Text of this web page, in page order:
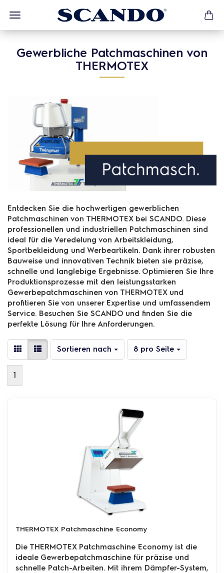
Gewerbliche Patchmaschinen von
THERMOTEX
Entdecken Sie die hochwertigen gewerblichen
Patchmaschinen von THERMOTEX bei SCANDO. Diese
professionellen und industriellen Patchmaschinen sind
ideal für die Veredelung von Arbeitskleidung,
Sportbekleidung und Werbeartikeln. Dank ihrer robusten
Bauweise und innovativen Technik bieten sie präzise,
schnelle und langlebige Ergebnisse. Optimieren Sie Ihre
Produktionsprozesse mit den leistungsstarken
Gewerbepatchmaschinen von THERMOTEX und
profitieren Sie von unserer Expertise und umfassendem
Service. Besuchen Sie SCANDO und finden Sie die
perfekte Lösung für Ihre Anforderungen.
Sortieren nach
Sortieren nach 8 pro Seite
pro Seite
1
THERMOTEX Patchmaschine Economy
Die THERMOTEX Patchmaschine Economy ist die
ideale Gewerbepatchmaschine für präzise und
schnelle Patch-Arbeiten. Mit ihrem Dämpfer-System,